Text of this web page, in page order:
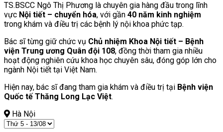
TS.BSCC Ngô Thị Phương là chuyên gia hàng đầu trong lĩnh
vực Nội tiết – chuyển hóa, với gần 40 năm kinh nghiệm
trong khám và điều trị các bệnh lý nội khoa phức tạp.
Bác sĩ từng giữ chức vụ Chủ nhiệm Khoa Nội tiết – Bệnh
viện Trung ương Quân đội 108, đồng thời tham gia nhiều
hoạt động nghiên cứu khoa học chuyên sâu, đóng góp lớn cho
ngành Nội tiết tại Việt Nam.
Hiện nay, bác sĩ đang tham gia khám và điều trị tại Bệnh viện
Quốc tế Thăng Long Lạc Việt.
Hà Nội